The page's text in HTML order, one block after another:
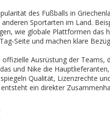
des Fußballs in
Sportarten im Land.
wie globale Plattformen das
und machen klare
offizielle Ausrüstung der Teams,
und Nike die
Qualität, Lizenzrechte
ein direkter